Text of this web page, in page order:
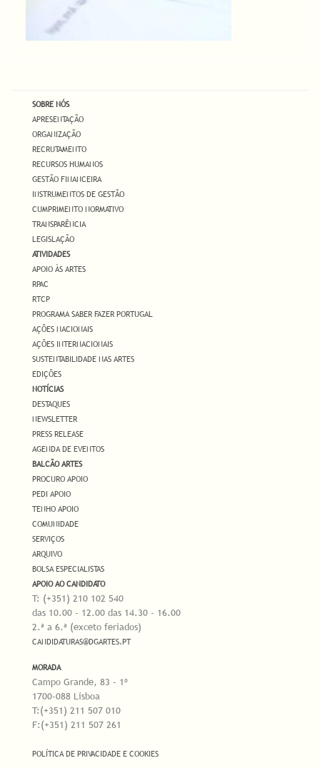
SOBRE NÓS
APRESENTAÇÃO
ORGANIZAÇÃO
RECRUTAMENTO
RECURSOS HUMANOS
GESTÃO FINANCEIRA
INSTRUMENTOS DE GESTÃO
CUMPRIMENTO NORMATIVO
TRANSPARÊNCIA
LEGISLAÇÃO
ATIVIDADES
APOIO ÀS ARTES
RPAC
RTCP
PROGRAMA SABER FAZER PORTUGAL
AÇÕES NACIONAIS
AÇÕES INTERNACIONAIS
SUSTENTABILIDADE NAS ARTES
EDIÇÕES
NOTÍCIAS
DESTAQUES
NEWSLETTER
PRESS RELEASE
AGENDA DE EVENTOS
BALCÃO ARTES
PROCURO APOIO
PEDI APOIO
TENHO APOIO
COMUNIDADE
SERVIÇOS
ARQUIVO
BOLSA ESPECIALISTAS
APOIO AO CANDIDATO
T: (+351) 210 102 540
das 10.00 - 12.00 das 14.30 - 16.00
2.ª a 6.ª (exceto feriados)
CANDIDATURAS@DGARTES.PT
MORADA
Campo Grande, 83 - 1º
1700-088 Lisboa
T:(+351) 211 507 010
F:(+351) 211 507 261
POLÍTICA DE PRIVACIDADE E COOKIES